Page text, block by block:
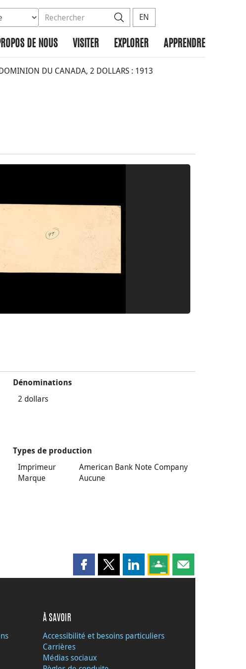
la base de données à rechercher
dans le site Rechercher
EN
DE NOUS VISITER EXPLORER APPRENDRE
DU CANADA, 2 DOLLARS : 1913
Dénominations
2 dollars
Types de production
Imprimeur
American Bank Note Company
Marque
Aucune
Partager cette page sur Facebook
Partager cette page sur X
Partager cette page sur
Partagez cette page sur
Partager cette
À SAVOIR
Accessibilité et besoins particuliers
Carrières
Médias sociaux